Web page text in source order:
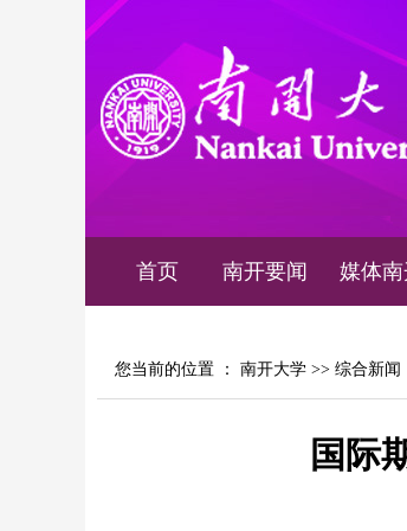
首页 南开要闻 媒体
您当前的位置 ： 南开大学 >> 综合新闻
国际